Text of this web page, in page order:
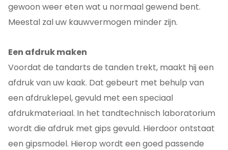
gewoon weer eten wat u normaal gewend bent.
Meestal zal uw kauwvermogen minder zijn.
Een afdruk maken
Voordat de tandarts de tanden trekt, maakt hij een
afdruk van uw kaak. Dat gebeurt met behulp van
een afdruklepel, gevuld met een speciaal
afdrukmateriaal. In het tandtechnisch laboratorium
wordt die afdruk met gips gevuld. Hierdoor ontstaat
een gipsmodel. Hierop wordt een goed passende